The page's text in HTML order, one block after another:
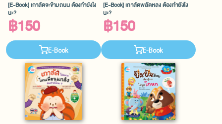
[E-Book] เกาลัดจะข้ามถนน ต้องทำยังไง
นะ?
฿150
E-Book
[E-Book] เกาลัดพลัดหลง ต้องทำยังไง
นะ?
฿150
E-Book